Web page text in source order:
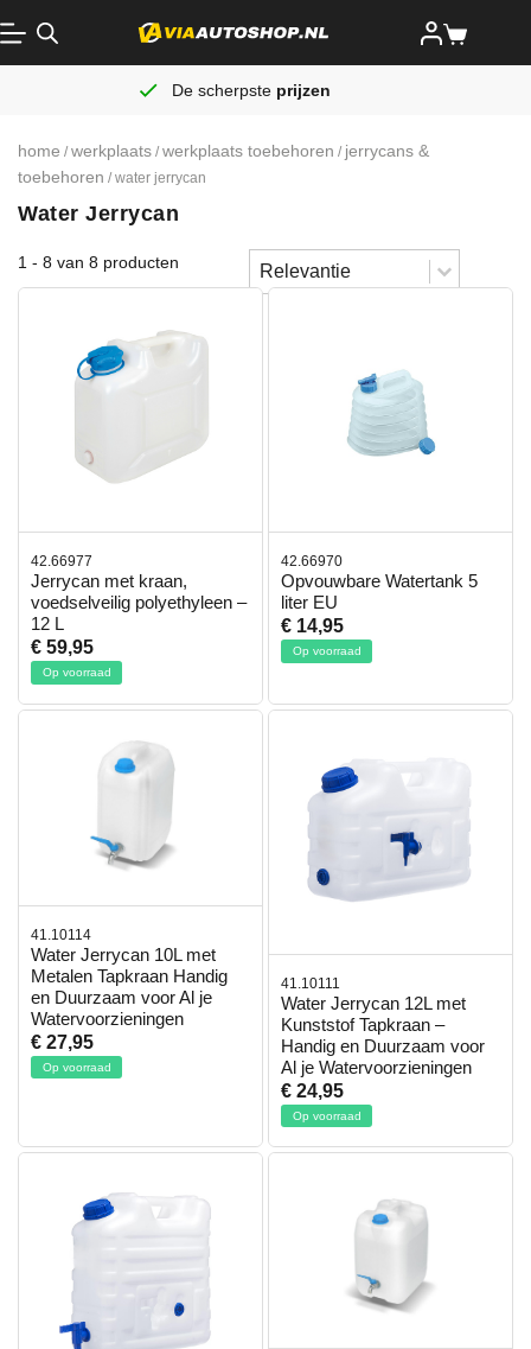
De scherpste prijzen
home / werkplaats / werkplaats toebehoren / jerrycans &
toebehoren / water jerrycan
Water Jerrycan
1 - 8 van 8 producten Sorteren
Sort content
Sort content
42.66977
Jerrycan met kraan,
voedselveilig polyethyleen –
12 L
€ 59,95
Op voorraad
42.66970
Opvouwbare Watertank 5
liter EU
€ 14,95
Op voorraad
41.10114
Water Jerrycan 10L met
Metalen Tapkraan Handig
en Duurzaam voor Al je
Watervoorzieningen
€ 27,95
Op voorraad
41.10111
Water Jerrycan 12L met
Kunststof Tapkraan –
Handig en Duurzaam voor
Al je Watervoorzieningen
€ 24,95
Op voorraad